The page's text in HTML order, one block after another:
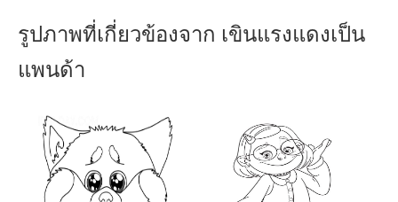
รูปภาพที่เกี่ยวข้องจาก เขินแรงแดงเป็น
แพนด้า